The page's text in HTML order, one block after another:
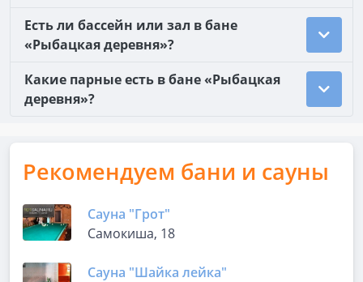
Есть ли бассейн или зал в бане
«Рыбацкая деревня»?
Какие парные есть в бане «Рыбацкая
деревня»?
Рекомендуем бани и сауны
Сауна "Грот"
Самокиша, 18
Сауна "Шайка лейка"